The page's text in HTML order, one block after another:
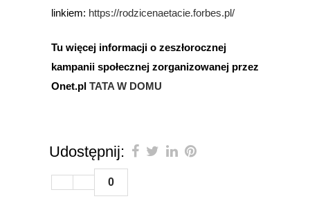
linkiem: ⁠https://rodzicenaetacie.forbes.pl/
Tu więcej informacji o zeszłorocznej
kampanii społecznej zorganizowanej przez
Onet.pl TATA W DOMU
Udostępnij:
0